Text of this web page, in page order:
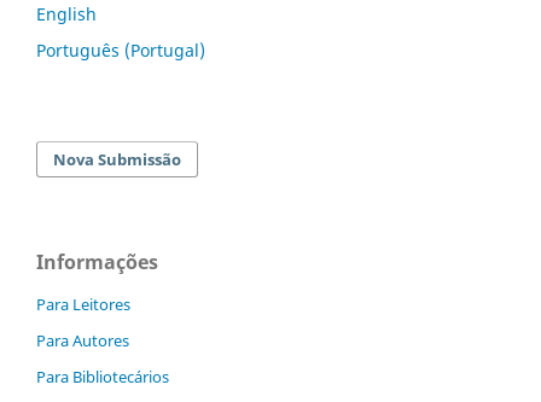
English
Português (Portugal)
Nova Submissão
Informações
Para Leitores
Para Autores
Para Bibliotecários